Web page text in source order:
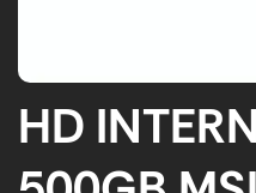
HD